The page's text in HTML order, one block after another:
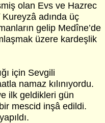
olan Evs ve Hazrec
adında üç
gelip Medîne’de
üzere kardeşlik
için Sevgili
namaz kılınıyordu.
ilk geldikleri gün
mescid inşâ edildi.